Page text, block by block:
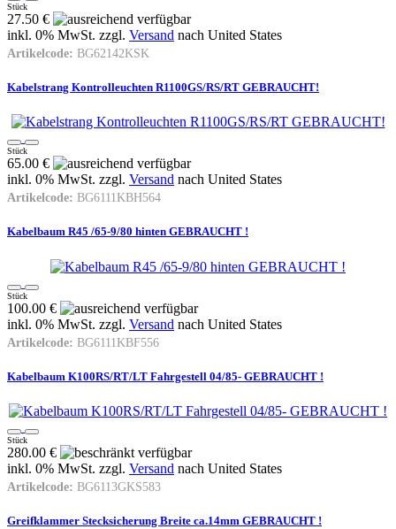
Stück
27.50 €
inkl. 0% MwSt. zzgl. Versand nach United States
Artikelcode: BG62142KSK
Kabelstrang Kontrolleuchten R1100GS/RS/RT GEBRAUCHT!
Stück
65.00 €
inkl. 0% MwSt. zzgl. Versand nach United States
Artikelcode: BG6111KBH564
Kabelbaum R45 /65-9/80 hinten GEBRAUCHT !
Stück
100.00 €
inkl. 0% MwSt. zzgl. Versand nach United States
Artikelcode: BG6111KBF556
Kabelbaum K100RS/RT/LT Fahrgestell 04/85- GEBRAUCHT !
Stück
280.00 €
inkl. 0% MwSt. zzgl. Versand nach United States
Artikelcode: BG6113GKS583
Greifklammer Stecksicherung Breite ca.14mm GEBRAUCHT !